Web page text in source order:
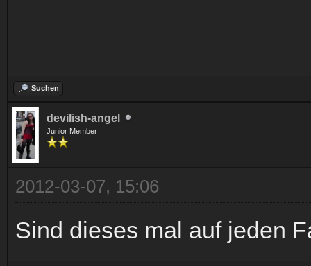
Suchen
devilish-angel
Junior Member
2012-03-07, 15:06
Sind dieses mal auf jeden